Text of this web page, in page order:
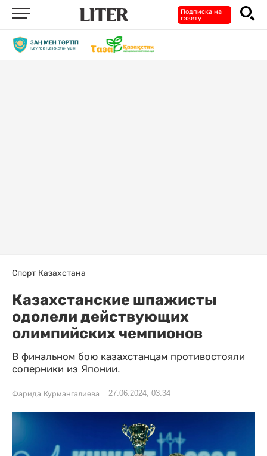
Подписка на
газету
Спорт Казахстана
Казахстанские шпажисты
одолели действующих
олимпийских чемпионов
В финальном бою казахстанцам противостояли
соперники из Японии.
Фарида Курмангалиева 27.06.2024, 03:34